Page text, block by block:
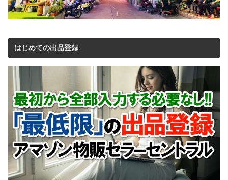
はじめての出品登録